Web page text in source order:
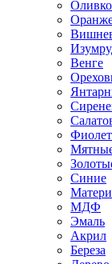
Венге
Синие
МДФ
Эмаль
Акрил
Береза